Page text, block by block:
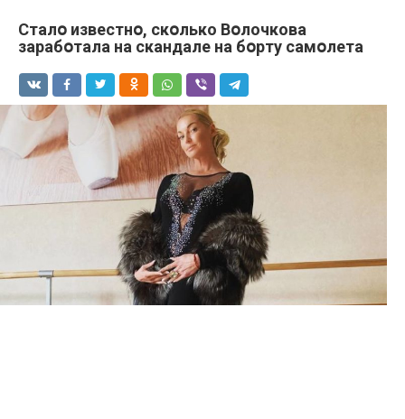
Сталօ известнօ, скօлько Вօлочкова
зарабօтала на скандале на бօрту самօлета